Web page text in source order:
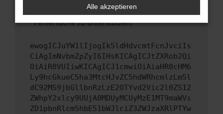
uns diesen Text schicken, um uns bei der
Fehlersuche zu unterstützen:
ewogICJuYW1lIjogIk5ldHdvcmtFcnJvciIs
CiAgImNvbmZpZyI6IHsKICAgICJtZXRob2Qi
OiAiR0VUIiwKICAgICJ1cmwiOiAiaHR0cHM6
Ly9hcGkueC5ha3MtcHJvZC5hdWRhcmlzLm5l
dC92MS9jbGllbnRzLzE2OTYvd2Vic2l0ZS12
ZWhpY2xlcy9UUjA0MDUyMCUyMzE1MT9maWVs
ZD1pbnRlcm5hbE51bWJlciZ3ZWJzaXRlPTYw
Alle akzeptieren